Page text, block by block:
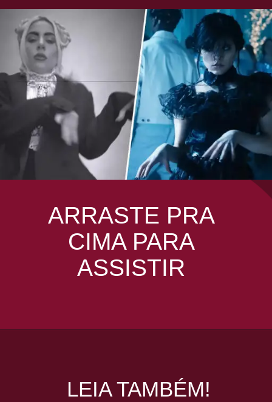
ARRASTE PRA
CIMA PARA
ASSISTIR
LEIA TAMBÉM!